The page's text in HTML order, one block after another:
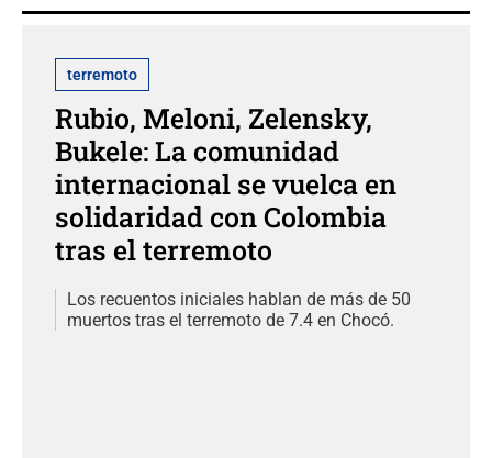
terremoto
Rubio, Meloni, Zelensky,
Bukele: La comunidad
internacional se vuelca en
solidaridad con Colombia
tras el terremoto
Los recuentos iniciales hablan de más de 50
muertos tras el terremoto de 7.4 en Chocó.